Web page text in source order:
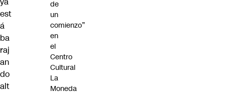
est
á
ba
raj
an
do
alt
de
un
comienzo”
en
el
Centro
Cultural
La
Moneda